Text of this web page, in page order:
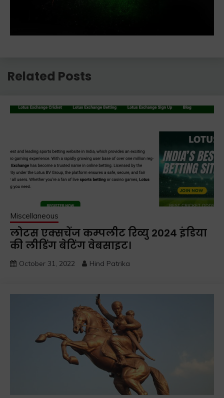
Related Posts
Miscellaneous
लोटस एक्सचेंज कम्पलीट रिव्यु 2024 इंडिया
की लीडिंग बेटिंग वेबसाइट।
October 31, 2022 Hind Patrika